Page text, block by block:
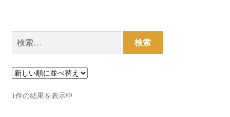
キ
ッ
プ
検
索:
1件の結果を表示中